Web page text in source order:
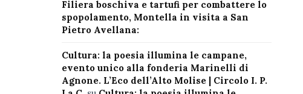
Filiera boschiva e tartufi per combattere lo
spopolamento, Montella in visita a San
Pietro Avellana:
Cultura: la poesia illumina le campane,
evento unico alla fonderia Marinelli di
Agnone. L’Eco dell’Alto Molise | Circolo I. P.